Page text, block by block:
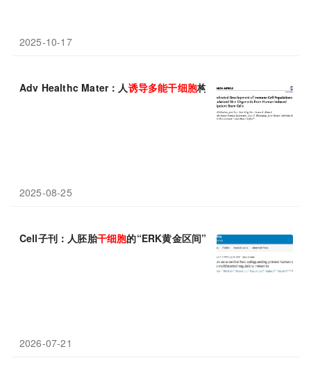
2025-10-17
Adv Healthc Mater：人诱导多能干细胞构建含免疫细胞的血管化
2025-08-25
Cell子刊：人胚胎干细胞的“ERK黄金区间”，金颖团队发现活性太
2026-07-21